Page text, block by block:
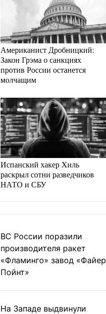
Американист Дробницкий:
Закон Грэма о санкциях
против России останется
молчащим
Испанский хакер Хиль
раскрыл сотни разведчиков
НАТО и СБУ
ВС России поразили
производителя ракет
«Фламинго» завод «Файер
Пойнт»
На Западе выдвинули